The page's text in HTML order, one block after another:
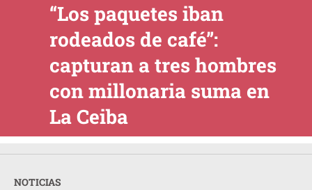
“Los paquetes iban
rodeados de café”:
capturan a tres hombres
con millonaria suma en
La Ceiba
NOTICIAS